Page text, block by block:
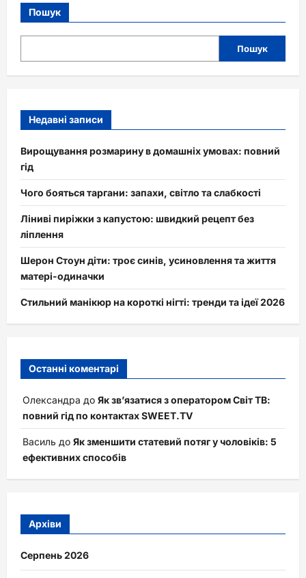
Пошук
Пошук
Недавні записи
Вирощування розмарину в домашніх умовах: повний
гід
Чого бояться таргани: запахи, світло та слабкості
Ліниві пиріжки з капустою: швидкий рецепт без
ліплення
Шерон Стоун діти: троє синів, усиновлення та життя
матері-одиначки
Стильний манікюр на короткі нігті: тренди та ідеї 2026
Останні коментарі
Олександра до Як зв’язатися з оператором Світ ТВ:
повний гід по контактах SWEET.TV
Василь до Як зменшити статевий потяг у чоловіків: 5
ефективних способів
Архіви
Серпень 2026